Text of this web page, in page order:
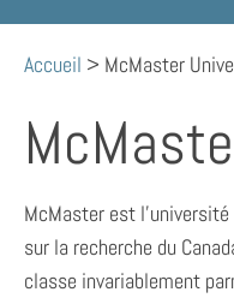
Accueil > McMaster
McMaster est
sur la recherche du
classe invariablement